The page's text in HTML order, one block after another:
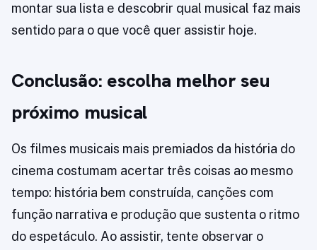
montar sua lista e descobrir qual musical faz mais
sentido para o que você quer assistir hoje.
Conclusão: escolha melhor seu
próximo musical
Os filmes musicais mais premiados da história do
cinema costumam acertar três coisas ao mesmo
tempo: história bem construída, canções com
função narrativa e produção que sustenta o ritmo
do espetáculo. Ao assistir, tente observar o